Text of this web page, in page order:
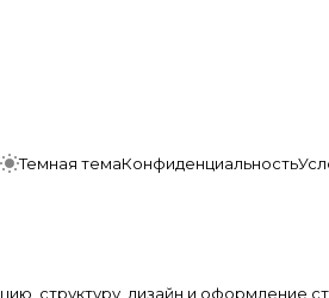
Темная темаКонфиденциальность
структуру, дизайн и оформление